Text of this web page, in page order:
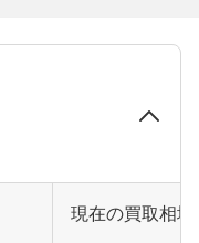
現在の買取相